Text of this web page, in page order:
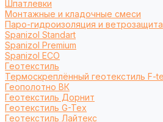
Шпатлевки
Монтажные и кладочные смеси
Паро-гидроизоляция и ветрозащита
Spanizol Standart
Spanizol Premium
Spanizol ECO
Геотекстиль
Термоскреплённый геотекстиль F-
Геополотно ВК
Геотекстиль Дорнит
Геотекстиль G-Tex
Геотекстиль Лайтекс